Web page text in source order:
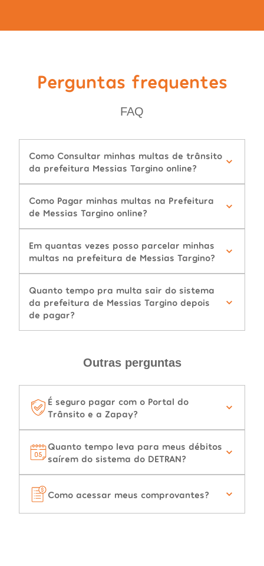
Perguntas frequentes
FAQ
Como Consultar minhas multas de trânsito
da prefeitura Messias Targino online?
Como Pagar minhas multas na Prefeitura
de Messias Targino online?
Em quantas vezes posso parcelar minhas
multas na prefeitura de Messias Targino?
Quanto tempo pra multa sair do sistema
da prefeitura de Messias Targino depois
de pagar?
Outras perguntas
É seguro pagar com o Portal do
Trânsito e a Zapay?
Quanto tempo leva para meus débitos
saírem do sistema do DETRAN?
Como acessar meus comprovantes?